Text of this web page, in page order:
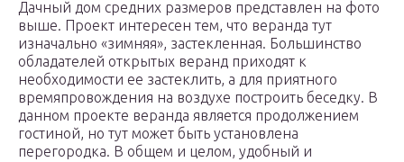
Дачный дом средних размеров представлен на фото
выше. Проект интересен тем, что веранда тут
изначально «зимняя», застекленная. Большинство
обладателей открытых веранд приходят к
необходимости ее застеклить, а для приятного
времяпровождения на воздухе построить беседку. В
данном проекте веранда является продолжением
гостиной, но тут может быть установлена
перегородка. В общем и целом, удобный и